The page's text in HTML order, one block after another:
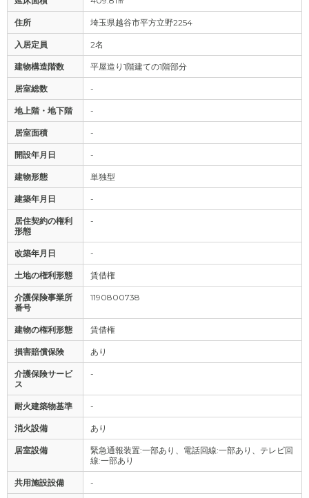
住所 埼玉県越谷市平方立野2254
入居定員 2名
建物構造階数 平屋造り1階建ての1階部分
居室総数 -
地上階・地下階 -
居室面積 -
開設年月日 -
建物形態 単独型
建築年月日 -
居住契約の権利
形態
-
改築年月日 -
土地の権利形態 賃借権
介護保険事業所
番号
1190800738
建物の権利形態 賃借権
損害賠償保険 あり
介護保険サービ
ス
-
耐火建築物基準 -
消火設備 あり
居室設備
緊急通報装置:一部あり、電話回線:一部あり、テレビ回
線:一部あり
共用施設設備 -